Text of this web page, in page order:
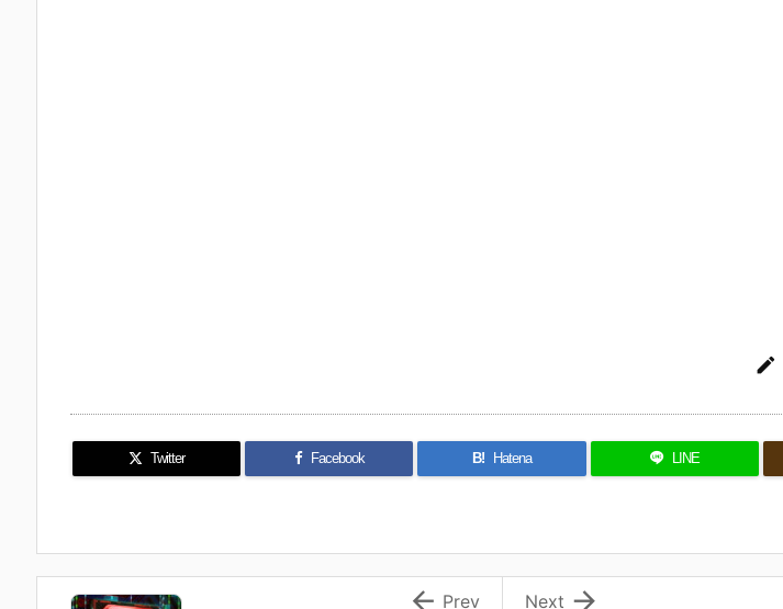

Twitter Facebook B! Hatena LINE

Next
 Prev